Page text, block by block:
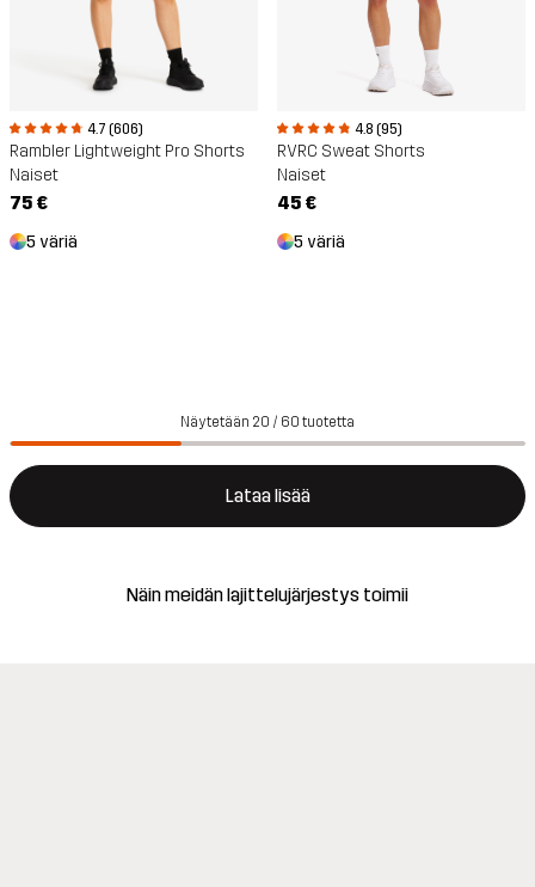
4.7 (606)
Rambler Lightweight Pro Shorts
Naiset
75 €
5 väriä
4.8 (95)
RVRC Sweat Shorts
Naiset
45 €
5 väriä
Näytetään 20 / 60 tuotetta
Lataa lisää
Näin meidän lajittelujärjestys toimii